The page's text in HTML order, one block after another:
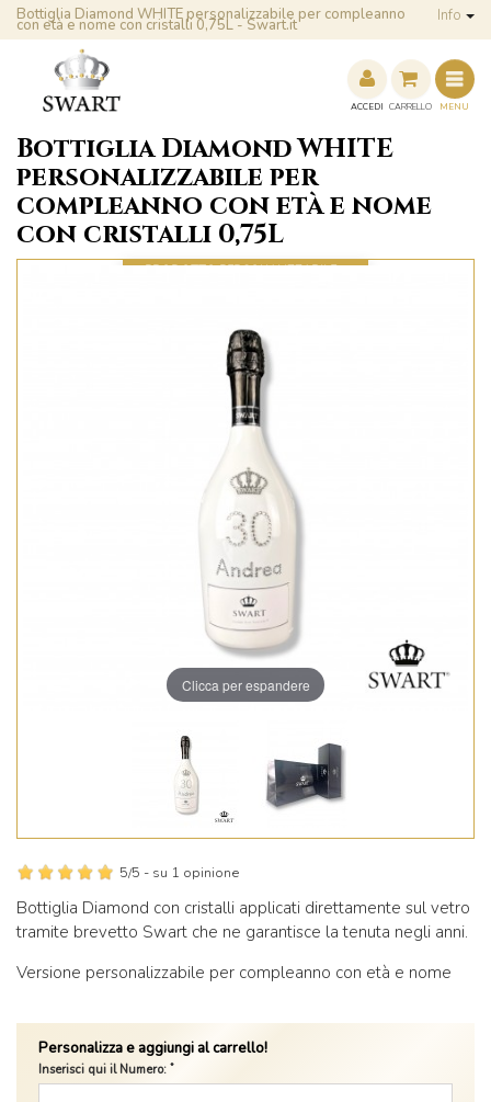
Bottiglia Diamond WHITE personalizzabile per compleanno
con età e nome con cristalli 0,75L - Swart.it Info
ACCEDI CARRELLO MENU
Bottiglia Diamond WHITE
personalizzabile per
compleanno con età e nome
con cristalli 0,75L
Clicca per espandere
5/5 - su 1 opinione
Bottiglia Diamond con cristalli applicati direttamente sul vetro
tramite brevetto Swart che ne garantisce la tenuta negli anni.
Versione personalizzabile per compleanno con età e nome
Personalizza e aggiungi al carrello!
Inserisci qui il Numero: *